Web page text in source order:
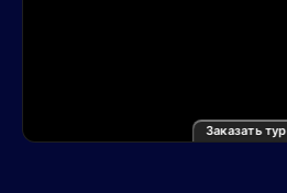
Заказать тур